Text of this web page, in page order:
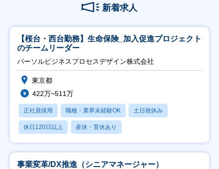
新着求人
【桜台・西台勤務】生命保険_加入促進プロジェクト
のチームリーダー
パーソルビジネスプロセスデザイン株式会社
東京都
422万~511万
正社員採用 職種・業界未経験OK 土日祝休み
休日120日以上 産休・育休あり
事業変革/DX推進（シニアマネージャー）